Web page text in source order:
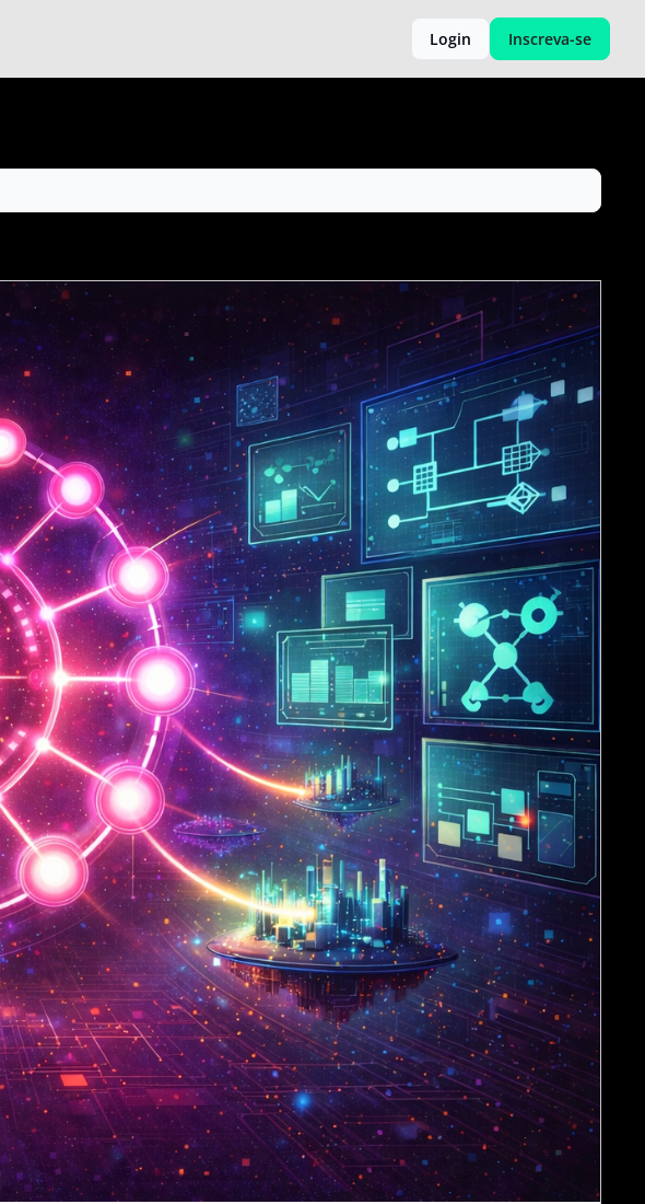
Login Inscreva-se